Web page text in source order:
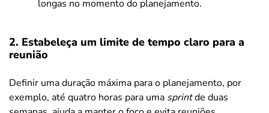
longas no momento do planejamento.
2. Estabeleça um limite de tempo claro para a
reunião
Definir uma duração máxima para o planejamento, por
exemplo, até quatro horas para uma sprintde duas